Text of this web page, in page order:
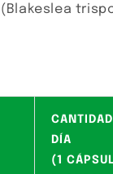
DÍA
(1